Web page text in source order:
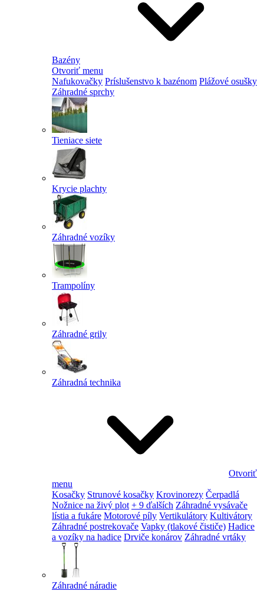
Bazény
Otvoriť menu
Nafukovačky Príslušenstvo k bazénom Plážové osušky
Záhradné sprchy
Tieniace siete
Krycie plachty
Záhradné vozíky
Trampolíny
Záhradné grily
Záhradná technika
Otvoriť
menu
Kosačky Strunové kosačky Krovinorezy Čerpadlá
Nožnice na živý plot + 9 ďalších Záhradné vysávače
lístia a fukáre Motorové píly Vertikulátory Kultivátory
Záhradné postrekovače Vapky (tlakové čističe) Hadice
a vozíky na hadice Drviče konárov Záhradné vrtáky
Záhradné náradie